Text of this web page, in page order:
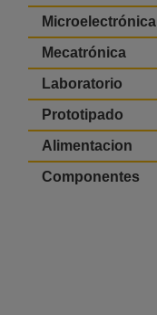
Microelectrónica
Mecatrónica
Laboratorio
Prototipado
Alimentacion
Componentes